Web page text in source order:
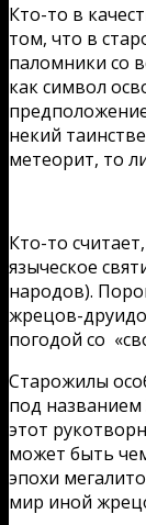
Кто-то в
том, что в
паломники со
как символ
некий
метеорит, то
Кто-то
языческое
народов).
жрецов-
погодой со
Старожилы
под названием
этот
может быть
эпохи
мир иной